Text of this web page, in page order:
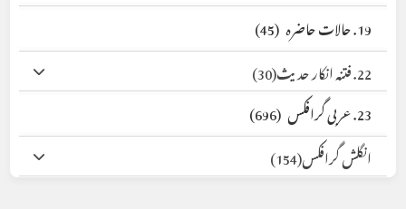
19. حالات حاضرہ
(45)
22. فتنہ انکار حدیث
(30)
23. عربی گرافکس
(696)
انگلش گرافکس(154)